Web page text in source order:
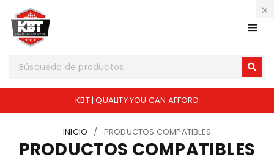
KBT | QUALITY YOU CAN AFFORD
INICIO / PRODUCTOS COMPATIBLES
PRODUCTOS COMPATIBLES